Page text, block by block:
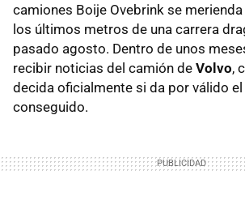
camiones Boije Ovebrink se merienda
los últimos metros de una carrera
pasado agosto. Dentro de unos
recibir noticias del camión de Volvo,
decida oficialmente si da por válido
conseguido.